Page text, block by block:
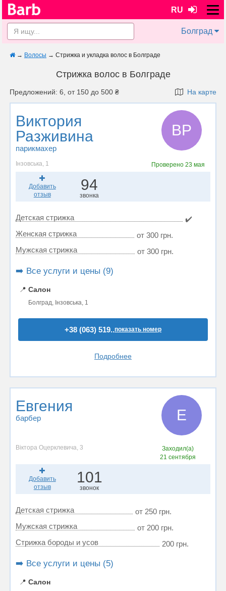
RU
Болград
→ Волосы → Стрижка и укладка волос в Болграде
Стрижка волос в Болграде
Предложений: 6, от 150 до 500 ₴ На карте
Виктория
Разживина
парикмахер
ВР
Інзовська, 1 Проверено 23 мая
Добавить
отзыв
94
звонка
Детская стрижка
✔️
Женская стрижка
от 300 грн.
Мужская стрижка
от 300 грн.
➡️ Все услуги и цены (9)
📍 Салон
Болград, Інзовська, 1
+38 (063) 519..показать номер
Подробнее
Евгения
барбер Е
Віктора Оцерклевича, 3
Заходил(а)
21 сентября
Добавить
отзыв
101
звонок
Детская стрижка
от 250 грн.
Мужская стрижка
от 200 грн.
Стрижка бороды и усов
200 грн.
➡️ Все услуги и цены (5)
📍 Салон